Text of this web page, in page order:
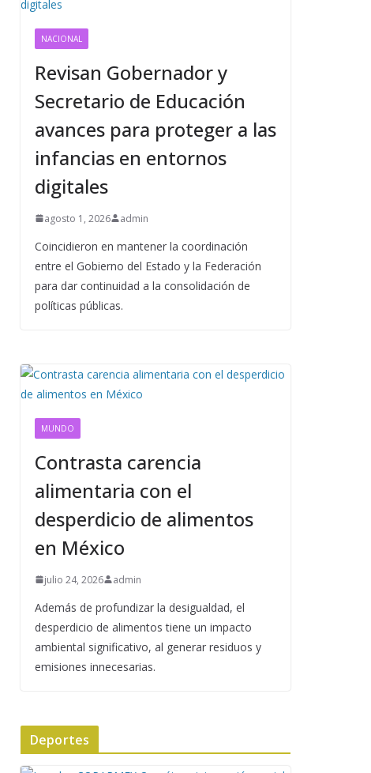
NACIONAL
Revisan Gobernador y
Secretario de Educación
avances para proteger a las
infancias en entornos
digitales
agosto 1, 2026 admin
Coincidieron en mantener la coordinación
entre el Gobierno del Estado y la Federación
para dar continuidad a la consolidación de
políticas públicas.
MUNDO
Contrasta carencia
alimentaria con el
desperdicio de alimentos
en México
julio 24, 2026 admin
Además de profundizar la desigualdad, el
desperdicio de alimentos tiene un impacto
ambiental significativo, al generar residuos y
emisiones innecesarias.
Deportes